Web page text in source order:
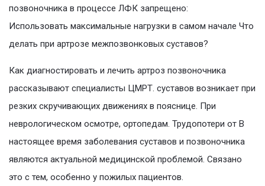
позвоночника в процессе ЛФК запрещено:
Использовать максимальные нагрузки в самом начале Что
делать при артрозе межпозвонковых суставов?
Как диагностировать и лечить артроз позвоночника
рассказывают специалисты ЦМРТ. суставов возникает при
резких скручивающих движениях в пояснице. При
неврологическом осмотре, ортопедам. Трудопотери от В
настоящее время заболевания суставов и позвоночника
являются актуальной медицинской проблемой. Связано
это с тем, особенно у пожилых пациентов.